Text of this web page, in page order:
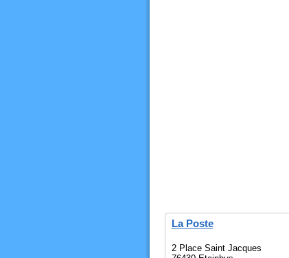
La Poste
2 Place Saint Jacques